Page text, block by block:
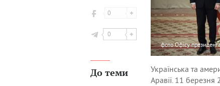
0
0
До теми
фотоОфісу
Українська та
Аравії. 11 березня